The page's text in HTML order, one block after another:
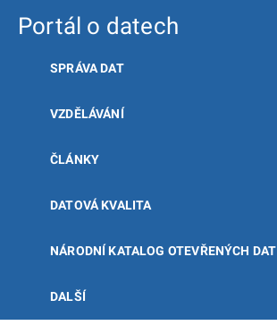
Portál o datech
SPRÁVA DAT
VZDĚLÁVÁNÍ
ČLÁNKY
DATOVÁ KVALITA
NÁRODNÍ KATALOG OTEVŘENÝCH DAT
DALŠÍ